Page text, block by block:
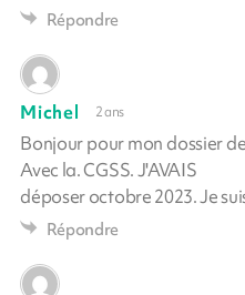
Répondre
Michel 2 ans
Bonjour pour mon dossier
Avec la. CGSS. J'AVAIS
déposer octobre 2023. Je
Répondre